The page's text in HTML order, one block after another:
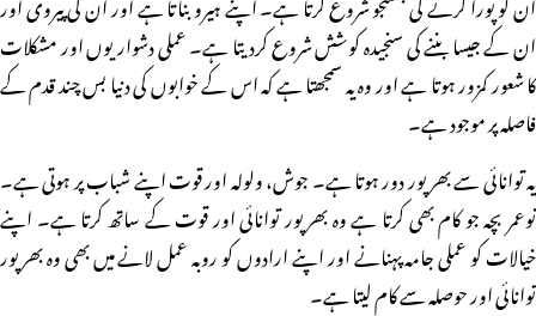
ان کے جیسا بننے کی سنجیدہ کوشش شروع کردیتا ہے۔ عملی دشواریوں اور مشکلات
کا شعور کمزور ہوتا ہے اور وہ یہ سمجھتا ہے کہ اس کے خوابوں کی دنیا بس چند قدم کے
فاصلہ پر موجود ہے۔
یہ توانائی سے بھرپور دور ہوتا ہے۔ جوش، ولولہ اور قوت اپنے شباب پر ہوتی ہے۔
نوعمر بچہ جو کام بھی کرتا ہے وہ بھرپور توانائی اور قوت کے ساتھ کرتا ہے۔ اپنے
خیالات کو عملی جامہ پہنانے اور اپنے ارادوں کو روبہ عمل لانے میں بھی وہ بھرپور
توانائی اور حوصلہ سے کام لیتا ہے۔